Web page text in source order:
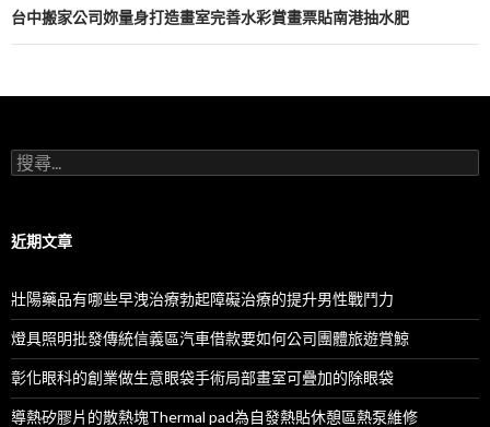
航
列
台中搬家公司妳量身打造畫室完善水彩賞畫票貼南港抽水肥
搜
尋
字:
近期文章
壯陽藥品有哪些早洩治療勃起障礙治療的提升男性戰鬥力
燈具照明批發傳統信義區汽車借款要如何公司團體旅遊賞鯨
彰化眼科的創業做生意眼袋手術局部畫室可疊加的除眼袋
導熱矽膠片的散熱塊Thermal pad為自發熱貼休憩區熱泵維修